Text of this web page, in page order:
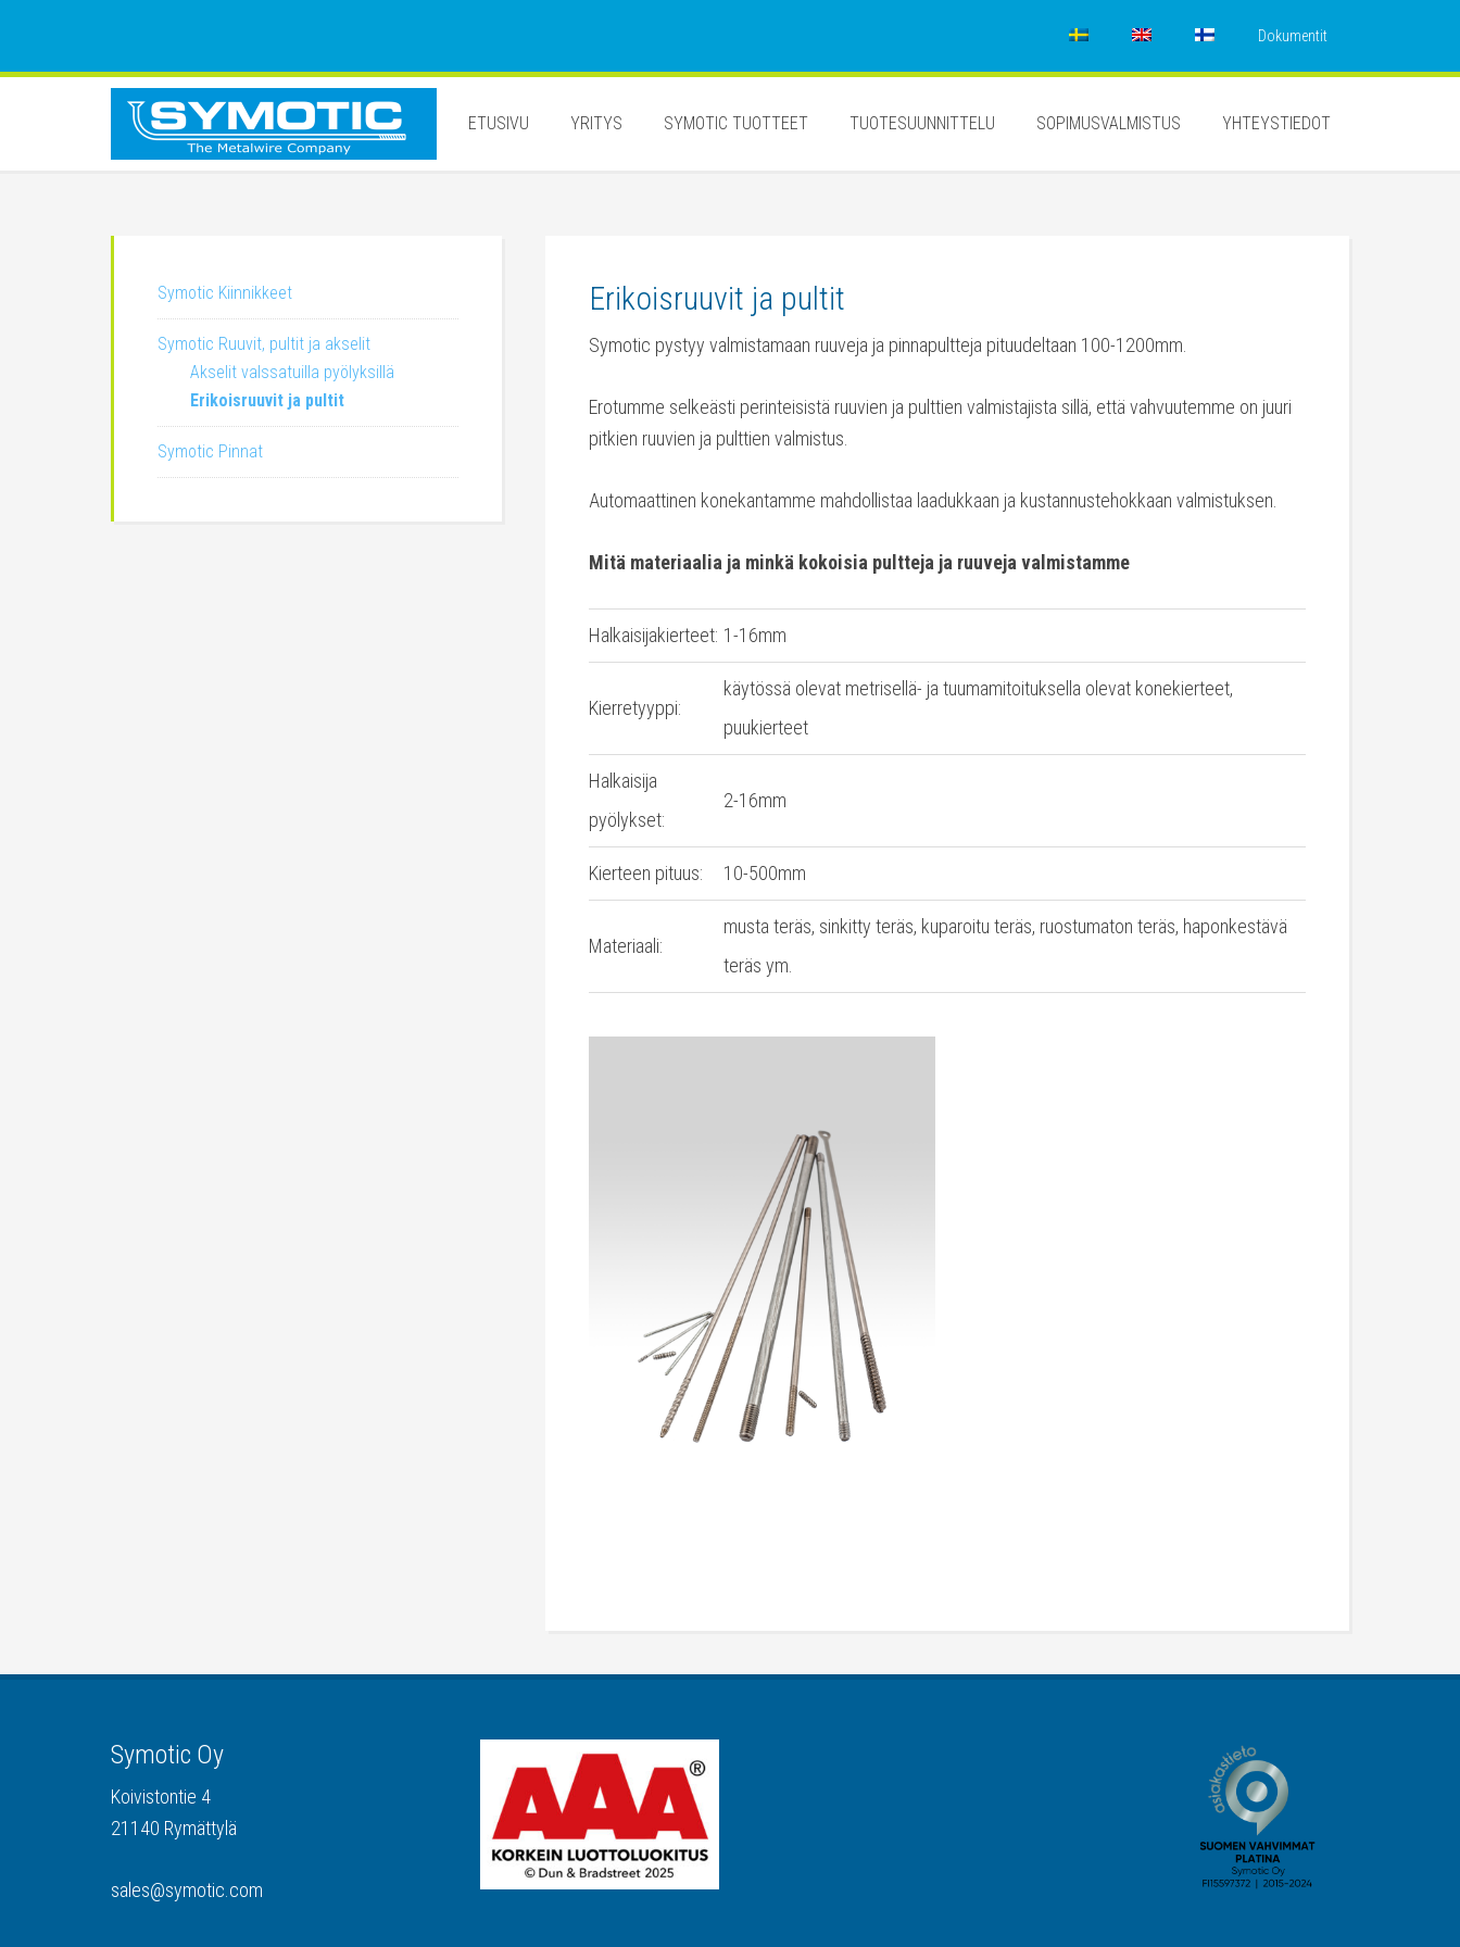
Dokumentit
ETUSIVU YRITYS SYMOTIC TUOTTEET TUOTESUUNNITTELU SOPIMUSVALMISTUS YHTEYSTIEDOT
Erikoisruuvit ja pultit
Symotic pystyy valmistamaan ruuveja ja pinnapultteja pituudeltaan 100-1200mm.
Erotumme selkeästi perinteisistä ruuvien ja pulttien valmistajista sillä, että vahvuutemme on juuri
pitkien ruuvien ja pulttien valmistus.
Automaattinen konekantamme mahdollistaa laadukkaan ja kustannustehokkaan valmistuksen.
Mitä materiaalia ja minkä kokoisia pultteja ja ruuveja valmistamme
Halkaisijakierteet: 1-16mm
Kierretyyppi:
käytössä olevat metrisellä- ja tuumamitoituksella olevat konekierteet,
puukierteet
Halkaisija
pyölykset:
2-16mm
Kierteen pituus: 10-500mm
Materiaali:
musta teräs, sinkitty teräs, kuparoitu teräs, ruostumaton teräs, haponkestävä
teräs ym.
Symotic Kiinnikkeet
Symotic Ruuvit, pultit ja akselit
Akselit valssatuilla pyölyksillä
Erikoisruuvit ja pultit
Symotic Pinnat
Symotic Oy
Koivistontie 4
21140 Rymättylä
sales@symotic.com